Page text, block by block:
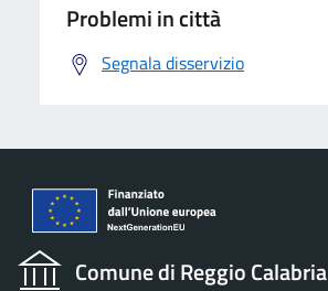
Problemi in città
Segnala disservizio
Comune di Reggio Calabria